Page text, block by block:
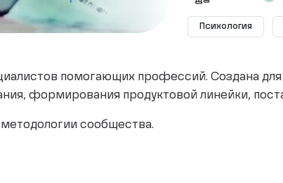
Психология
помогающих профессий. Создана
формирования продуктовой линейки,
сообщества.